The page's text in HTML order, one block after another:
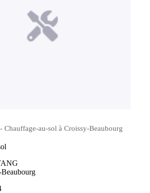
- Chauffage-au-sol à Croissy-Beaubourg